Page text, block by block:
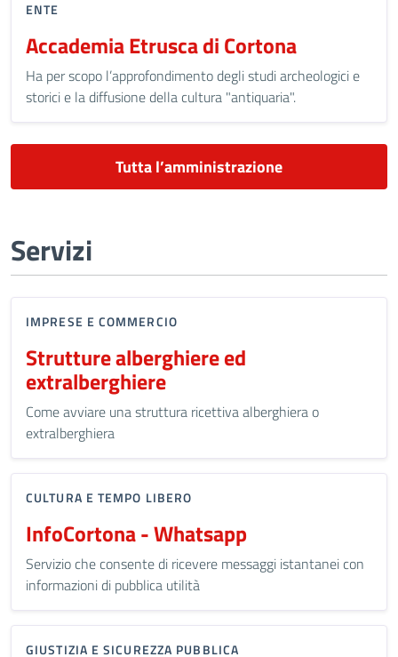
ENTE
Accademia Etrusca di Cortona
Ha per scopo l’approfondimento degli studi archeologici e
storici e la diffusione della cultura "antiquaria".
Tutta l’amministrazione
Servizi
IMPRESE E COMMERCIO
Strutture alberghiere ed
extralberghiere
Come avviare una struttura ricettiva alberghiera o
extralberghiera
CULTURA E TEMPO LIBERO
InfoCortona - Whatsapp
Servizio che consente di ricevere messaggi istantanei con
informazioni di pubblica utilità
GIUSTIZIA E SICUREZZA PUBBLICA